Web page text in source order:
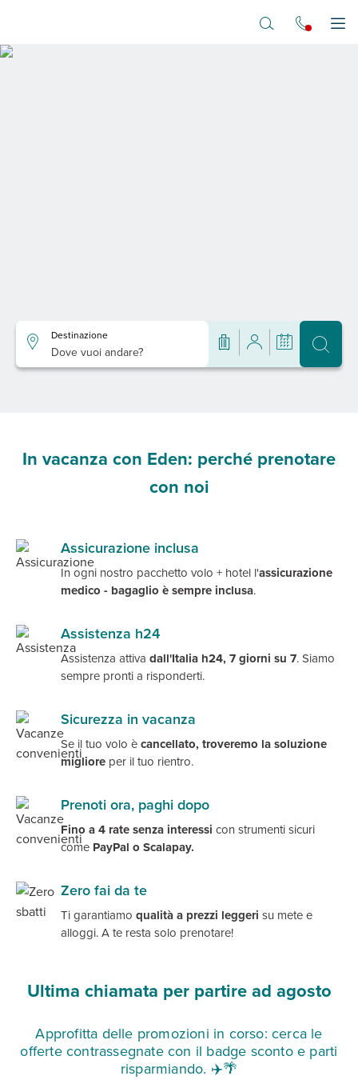
Destinazione
Dove vuoi andare?
In vacanza con Eden: perché prenotare
con noi
Assicurazione inclusa
In ogni nostro pacchetto volo + hotel l'assicurazione
medico - bagaglio è sempre inclusa.
Assistenza h24
Assistenza attiva dall'Italia h24, 7 giorni su 7. Siamo
sempre pronti a risponderti.
Sicurezza in vacanza
Se il tuo volo ècancellato, troveremo la soluzione
migliore per il tuo rientro.
Prenoti ora, paghi dopo
Fino a 4 rate senza interessi con strumenti sicuri
come PayPal o Scalapay.
Zero fai da te
Ti garantiamo qualità a prezzi leggeri su mete e
alloggi. A te resta solo prenotare!
Ultima chiamata per partire ad agosto
Approfitta delle promozioni in corso: cerca le
offerte contrassegnate con il badge sconto e parti
risparmiando. ✈️🌴